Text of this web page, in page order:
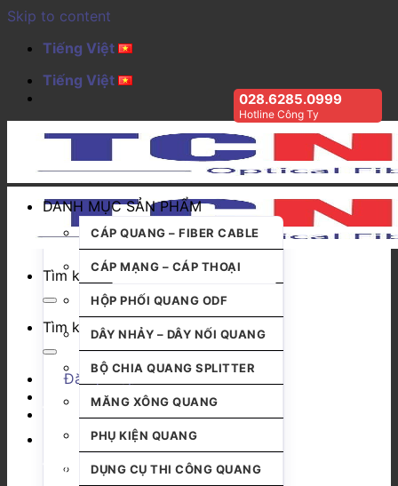
Skip to content
Tiếng Việt
Tiếng Việt
028.6285.0999
Hotline Công Ty
Tìm kiếm:
Tìm kiếm:
Đăng nhập
DANH MỤC SẢN PHẨM
CÁP QUANG – FIBER CABLE
CÁP MẠNG – CÁP THOẠI
HỘP PHỐI QUANG ODF
DÂY NHẢY – DÂY NỐI QUANG
BỘ CHIA QUANG SPLITTER
MĂNG XÔNG QUANG
PHỤ KIỆN QUANG
DỤNG CỤ THI CÔNG QUANG